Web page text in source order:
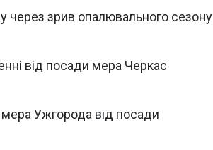
через зрив опалювального сезону
від посади мера Черкас
Ужгорода від посади